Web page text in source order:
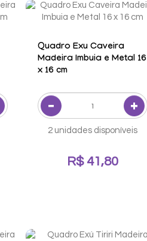
Quadro Exu Caveira
Madeira Imbuia e Metal 16
x 16 cm
2 unidades disponíveis
R$ 41,80